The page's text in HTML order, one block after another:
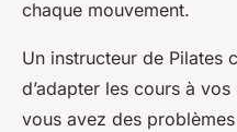
chaque mouvement.
Un instructeur de Pilates
d’adapter les cours à
vous avez des